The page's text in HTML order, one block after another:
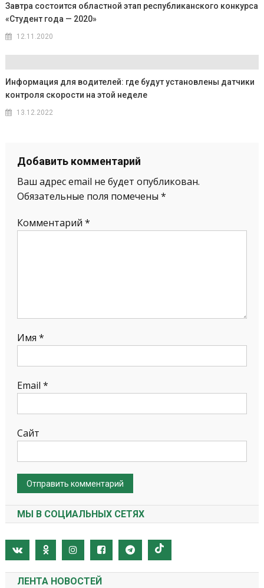
Завтра состоится областной этап республиканского конкурса
«Студент года — 2020»
12.11.2020
Информация для водителей: где будут установлены датчики
контроля скорости на этой неделе
13.12.2022
Добавить комментарий
Ваш адрес email не будет опубликован.
Обязательные поля помечены *
Комментарий *
Имя *
Email *
Сайт
МЫ В СОЦИАЛЬНЫХ СЕТЯХ
ЛЕНТА НОВОСТЕЙ